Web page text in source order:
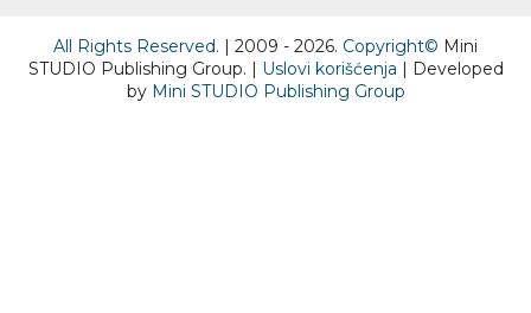
All Rights Reserved. | 2009 - 2026. Copyright© Mini
STUDIO Publishing Group. | Uslovi korišćenja | Developed
by Mini STUDIO Publishing Group